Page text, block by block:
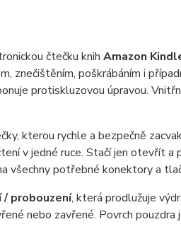
čtečku knih Amazon
znečištěním, poškrábáním i
protiskluzovou úpravou.
kterou rychle a bezpečně
v jedné ruce. Stačí jen otevřít
všechny potřebné konektory a
/ probouzení, která prodlužuje
nebo zavřené. Povrch pouzdra